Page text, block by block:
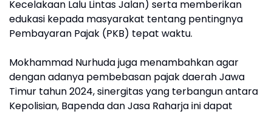
Kecelakaan Lalu Lintas Jalan) serta memberikan
edukasi kepada masyarakat tentang pentingnya
Pembayaran Pajak (PKB) tepat waktu.
Mokhammad Nurhuda juga menambahkan agar
dengan adanya pembebasan pajak daerah Jawa
Timur tahun 2024, sinergitas yang terbangun antara
Kepolisian, Bapenda dan Jasa Raharja ini dapat